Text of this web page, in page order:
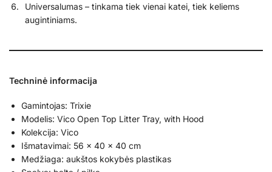
Universalumas – tinkama tiek vienai katei, tiek keliems
augintiniams.
Techninė informacija
Gamintojas: Trixie
Modelis: Vico Open Top Litter Tray, with Hood
Kolekcija: Vico
Išmatavimai: 56 × 40 × 40 cm
Medžiaga: aukštos kokybės plastikas